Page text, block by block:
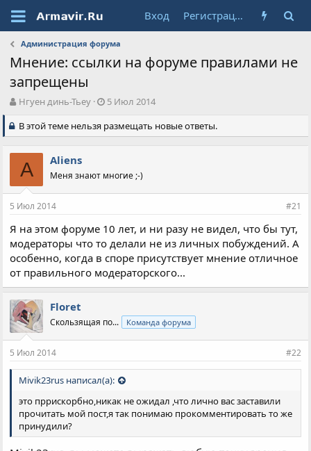
Вход Регистрация
Администрация форума
Мнение: ссылки на форуме правилами не
запрещены
А
т
о
р
е
м
ы
Нгуен динь-Тьеу
Д
т
а
ч
5 Июл 2014
В этой теме нельзя размещать новые ответы.
A Aliens
Меня знают многие ;-)
5 Июл 2014 #21
Я на этом форуме 10 лет, и ни разу не видел, что бы тут,
модераторы что то делали не из личных побуждений. А
особенно, когда в споре присутствует мнение отличное
от правильного модераторского...
Floret
Скользящая по... Команда форума
5 Июл 2014 #22
Mivik23rus написал(а):
это пррискорбно,никак не ожидал ,что лично вас заставили
прочитать мой пост,я так понимаю прокомментировать то же
принудили?